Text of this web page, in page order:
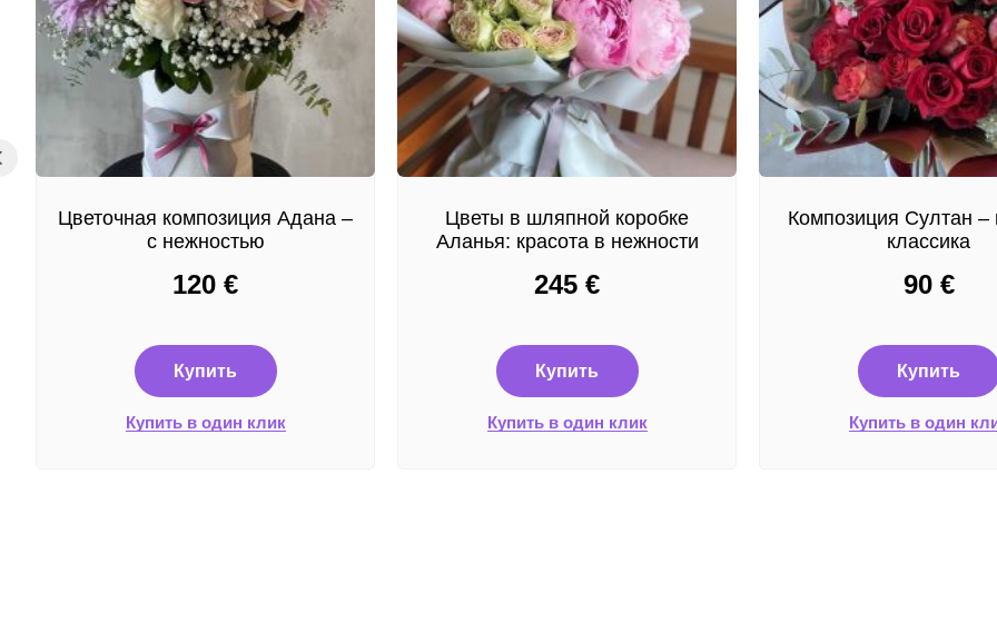
Цветочная композиция Адана –
с нежностью
120 €
Купить
Купить в один клик
Цветы в шляпной коробке
Аланья: красота в нежности
245 €
Купить
Купить в один клик
Композиция Султан –
классика
90 €
Купить
Купить в один